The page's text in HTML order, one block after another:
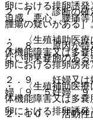
卵における排卵誘
迫感、悪心、腰痛等
・ 〈生殖補助医療
体機能障害又は多
卵における排卵誘発
・ 〈生殖補助医療
体機能障害又は多
卵における排卵誘
２．７． 診断の確
腫瘍の疑いがある］
２．８． 原因が特
ない卵巣嚢胞のあ
２．９． 妊婦又は
婦〔９．５妊婦、９
２．１０． 活動性